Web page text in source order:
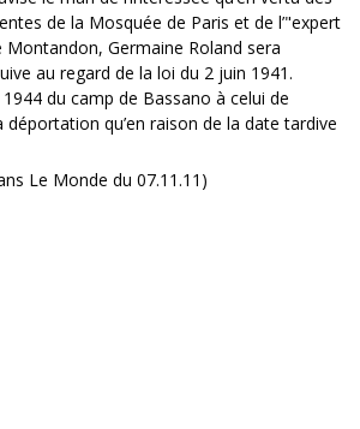
de la Mosquée de Paris et de l’"expert
Germaine Roland sera
au regard de la loi du 2 juin 1941.
du camp de Bassano à celui de
déportation qu’en raison de la date tardive
Le Monde du 07.11.11)